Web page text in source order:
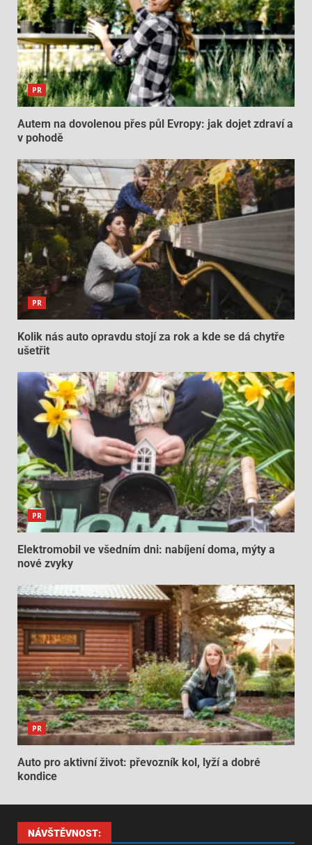
PR
Autem na dovolenou přes půl Evropy: jak dojet zdraví a
v pohodě
PR
Kolik nás auto opravdu stojí za rok a kde se dá chytře
ušetřit
PR
Elektromobil ve všedním dni: nabíjení doma, mýty a
nové zvyky
PR
Auto pro aktivní život: převozník kol, lyží a dobré
kondice
NÁVŠTĚVNOST: